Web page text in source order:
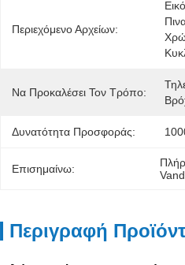
Περιεχόμενο Αρχείων:
Να Προκαλέσει Τον Τρόπο:
Δυνατότητα Προσφοράς:
Επισημαίνω:
Περιγραφή